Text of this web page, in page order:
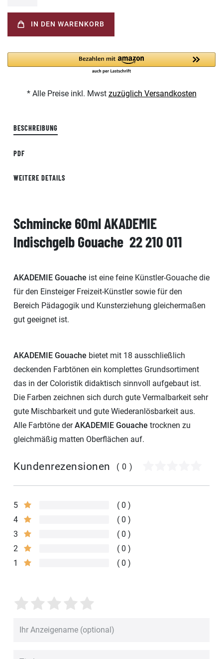
IN DEN WARENKORB
* Alle Preise inkl. Mwst zuzüglich Versandkosten
BESCHREIBUNG
PDF
WEITERE DETAILS
Schmincke 60ml AKADEMIE
Indischgelb Gouache 22 210 011
AKADEMIE Gouache ist eine feine Künstler-Gouache die
für den Einsteiger Freizeit-Künstler sowie für den
Bereich Pädagogik und Kunsterziehung gleichermaßen
gut geeignet ist.
AKADEMIE Gouache bietet mit 18 ausschließlich
deckenden Farbtönen ein komplettes Grundsortiment
das in der Coloristik didaktisch sinnvoll aufgebaut ist.
Die Farben zeichnen sich durch gute Vermalbarkeit sehr
gute Mischbarkeit und gute Wiederanlösbarkeit aus.
Alle Farbtöne derAKADEMIE Gouache trocknen zu
gleichmäßig matten Oberflächen auf.
Kundenrezensionen (0)
5
0
4
0
3
0
2
0
1
0